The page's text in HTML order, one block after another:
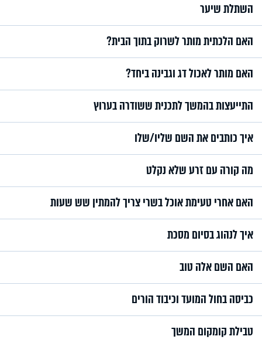
השתלת שיער
האם הלכתית מותר לשרוק בתוך הבית?
האם מותר לאכול דג וגבינה ביחד?
התייעצות בהמשך לתכנית ששודרה בערוץ
איך כותבים את השם שליו/שלו
מה קורה עם זרע שלא נקלט
האם אחרי טעימת אוכל בשרי צריך להמתין שש שעות
איך לנהוג בסיום מסכת
האם השם אלה טוב
כביסה בחול המועד וכיבוד הורים
טבילת קומקום המשך